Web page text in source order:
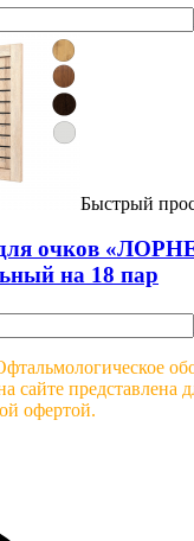
Быстрый
очков
на 18 пар
сайте представлена
офертой.